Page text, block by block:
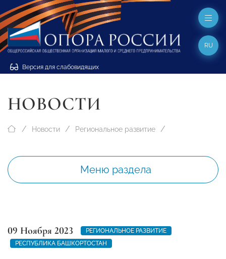
Версия для слабовидящих
RU
НОВОСТИ
Новости Региональное развитие
Меню раздела
09 Ноября 2023
РЕГИОНАЛЬНОЕ РАЗВИТИЕ
РЕСПУБЛИКА БАШКОРТОСТАН